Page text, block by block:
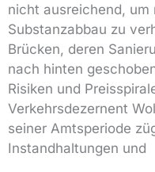
nicht ausreichend, um
Substanzabbau zu
Brücken, deren
nach hinten
Risiken und
Verkehrsdezernent
seiner Amtsperiode
Instandhaltungen und